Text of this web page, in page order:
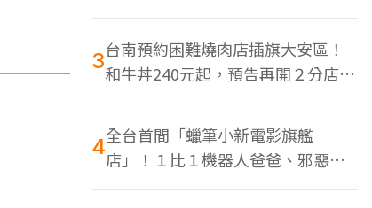
色美食多
3台南預約困難燒肉店插旗大安區！
和牛丼240元起，預告再開２分店、
地點曝光
4全台首間「蠟筆小新電影旗艦
店」！１比１機器人爸爸、邪惡正
男，百款周邊買翻